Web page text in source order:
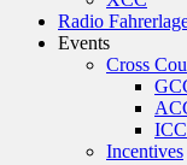
Radio
Events
Cross
Incentives